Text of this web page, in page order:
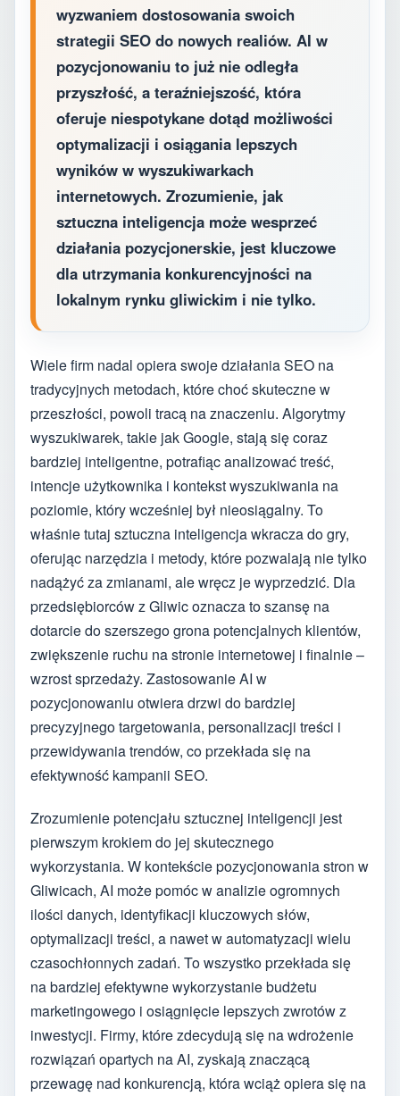
wyzwaniem dostosowania swoich
strategii SEO do nowych realiów. AI w
pozycjonowaniu to już nie odległa
przyszłość, a teraźniejszość, która
oferuje niespotykane dotąd możliwości
optymalizacji i osiągania lepszych
wyników w wyszukiwarkach
internetowych. Zrozumienie, jak
sztuczna inteligencja może wesprzeć
działania pozycjonerskie, jest kluczowe
dla utrzymania konkurencyjności na
lokalnym rynku gliwickim i nie tylko.
Wiele firm nadal opiera swoje działania SEO na
tradycyjnych metodach, które choć skuteczne w
przeszłości, powoli tracą na znaczeniu. Algorytmy
wyszukiwarek, takie jak Google, stają się coraz
bardziej inteligentne, potrafiąc analizować treść,
intencje użytkownika i kontekst wyszukiwania na
poziomie, który wcześniej był nieosiągalny. To
właśnie tutaj sztuczna inteligencja wkracza do gry,
oferując narzędzia i metody, które pozwalają nie tylko
nadążyć za zmianami, ale wręcz je wyprzedzić. Dla
przedsiębiorców z Gliwic oznacza to szansę na
dotarcie do szerszego grona potencjalnych klientów,
zwiększenie ruchu na stronie internetowej i finalnie –
wzrost sprzedaży. Zastosowanie AI w
pozycjonowaniu otwiera drzwi do bardziej
precyzyjnego targetowania, personalizacji treści i
przewidywania trendów, co przekłada się na
efektywność kampanii SEO.
Zrozumienie potencjału sztucznej inteligencji jest
pierwszym krokiem do jej skutecznego
wykorzystania. W kontekście pozycjonowania stron w
Gliwicach, AI może pomóc w analizie ogromnych
ilości danych, identyfikacji kluczowych słów,
optymalizacji treści, a nawet w automatyzacji wielu
czasochłonnych zadań. To wszystko przekłada się
na bardziej efektywne wykorzystanie budżetu
marketingowego i osiągnięcie lepszych zwrotów z
inwestycji. Firmy, które zdecydują się na wdrożenie
rozwiązań opartych na AI, zyskają znaczącą
przewagę nad konkurencją, która wciąż opiera się na